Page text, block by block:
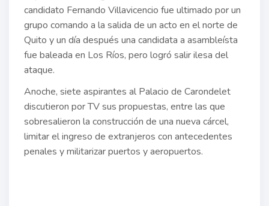
candidato Fernando Villavicencio fue ultimado por un
grupo comando a la salida de un acto en el norte de
Quito y un día después una candidata a asambleísta
fue baleada en Los Ríos, pero logró salir ilesa del
ataque.
Anoche, siete aspirantes al Palacio de Carondelet
discutieron por TV sus propuestas, entre las que
sobresalieron la construcción de una nueva cárcel,
limitar el ingreso de extranjeros con antecedentes
penales y militarizar puertos y aeropuertos.